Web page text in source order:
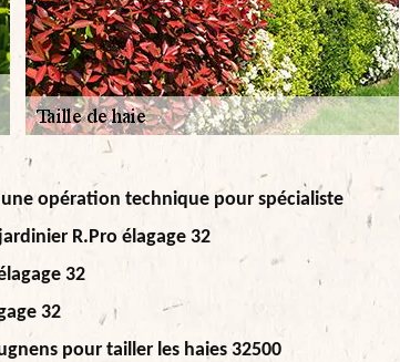
opération technique pour spécialiste
R.Pro élagage 32
32
32
pour tailler les haies 32500